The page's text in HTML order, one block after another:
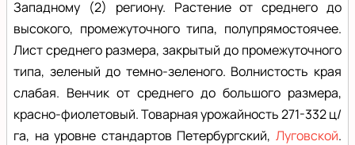
Западному (2) региону. Растение от среднего до
высокого, промежуточного типа, полупрямостоячее.
Лист среднего размера, закрытый до промежуточного
типа, зеленый до темно-зеленого. Волнистость края
слабая. Венчик от среднего до большого размера,
красно-фиолетовый. Товарная урожайность 271-332 ц/
га, на уровне стандартов Петербургский, Луговской.